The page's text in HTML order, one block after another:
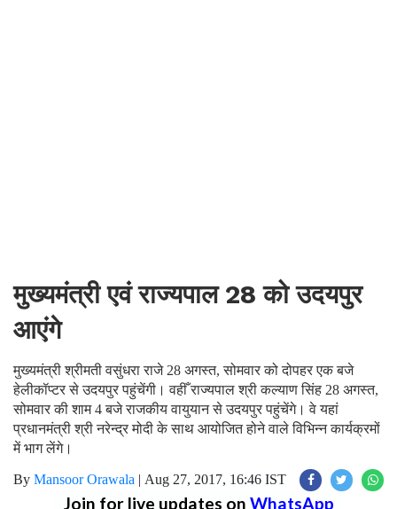
मुख्यमंत्री एवं राज्यपाल 28 को उदयपुर
आएंगे
मुख्यमंत्री श्रीमती वसुंधरा राजे 28 अगस्त, सोमवार को दोपहर एक बजे
हेलीकॉप्टर से उदयपुर पहुंचेंगी। वहीँ राज्यपाल श्री कल्याण सिंह 28 अगस्त,
सोमवार की शाम 4 बजे राजकीय वायुयान से उदयपुर पहुंचेंगे। वे यहां
प्रधानमंत्री श्री नरेन्द्र मोदी के साथ आयोजित होने वाले विभिन्न कार्यक्रमों
में भाग लेंगे।
By Mansoor Orawala | Aug 27, 2017, 16:46 IST
Join for live updates on WhatsApp